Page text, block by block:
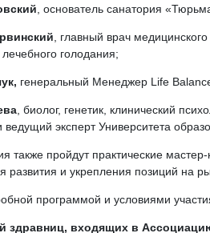
, основатель санатория
, главный врач
голодания;
генеральный Менеджер Life
, биолог, генетик, клинический
ведущий эксперт Университета
также пройдут практические
развития и укрепления позиций на
программой и условиями
здравниц, входящих в